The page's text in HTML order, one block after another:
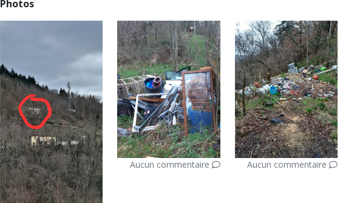
Photos
Aucun commentaire Aucun commentaire